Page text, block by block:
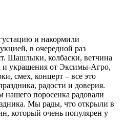
и накормили
в очередной раз
Шашлыки, колбаски, ветчина
и украшения от Эксимы-Агро,
смех, концерт – все это
радости и доверия.
поросенка радовали
Мы рады, что открыли в
который очень популярен у